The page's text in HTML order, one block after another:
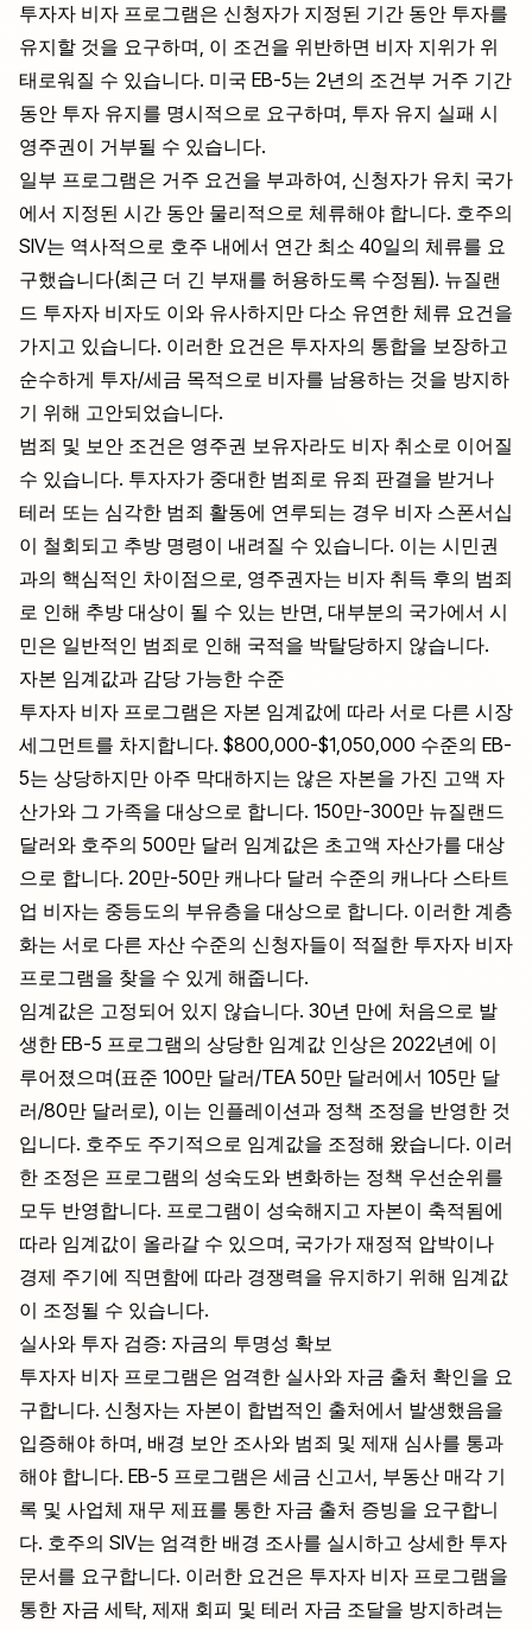
투자자 비자 프로그램은 신청자가 지정된 기간 동안 투자를
유지할 것을 요구하며, 이 조건을 위반하면 비자 지위가 위
태로워질 수 있습니다. 미국 EB-5는 2년의 조건부 거주 기간
동안 투자 유지를 명시적으로 요구하며, 투자 유지 실패 시
영주권이 거부될 수 있습니다.
일부 프로그램은 거주 요건을 부과하여, 신청자가 유치 국가
에서 지정된 시간 동안 물리적으로 체류해야 합니다. 호주의
SIV는 역사적으로 호주 내에서 연간 최소 40일의 체류를 요
구했습니다(최근 더 긴 부재를 허용하도록 수정됨). 뉴질랜
드 투자자 비자도 이와 유사하지만 다소 유연한 체류 요건을
가지고 있습니다. 이러한 요건은 투자자의 통합을 보장하고
순수하게 투자/세금 목적으로 비자를 남용하는 것을 방지하
기 위해 고안되었습니다.
범죄 및 보안 조건은 영주권 보유자라도 비자 취소로 이어질
수 있습니다. 투자자가 중대한 범죄로 유죄 판결을 받거나
테러 또는 심각한 범죄 활동에 연루되는 경우 비자 스폰서십
이 철회되고 추방 명령이 내려질 수 있습니다. 이는 시민권
과의 핵심적인 차이점으로, 영주권자는 비자 취득 후의 범죄
로 인해 추방 대상이 될 수 있는 반면, 대부분의 국가에서 시
민은 일반적인 범죄로 인해 국적을 박탈당하지 않습니다.
자본 임계값과 감당 가능한 수준
투자자 비자 프로그램은 자본 임계값에 따라 서로 다른 시장
세그먼트를 차지합니다. $800,000-$1,050,000 수준의 EB-
5는 상당하지만 아주 막대하지는 않은 자본을 가진 고액 자
산가와 그 가족을 대상으로 합니다. 150만-300만 뉴질랜드
달러와 호주의 500만 달러 임계값은 초고액 자산가를 대상
으로 합니다. 20만-50만 캐나다 달러 수준의 캐나다 스타트
업 비자는 중등도의 부유층을 대상으로 합니다. 이러한 계층
화는 서로 다른 자산 수준의 신청자들이 적절한 투자자 비자
프로그램을 찾을 수 있게 해줍니다.
임계값은 고정되어 있지 않습니다. 30년 만에 처음으로 발
생한 EB-5 프로그램의 상당한 임계값 인상은 2022년에 이
루어졌으며(표준 100만 달러/TEA 50만 달러에서 105만 달
러/80만 달러로), 이는 인플레이션과 정책 조정을 반영한 것
입니다. 호주도 주기적으로 임계값을 조정해 왔습니다. 이러
한 조정은 프로그램의 성숙도와 변화하는 정책 우선순위를
모두 반영합니다. 프로그램이 성숙해지고 자본이 축적됨에
따라 임계값이 올라갈 수 있으며, 국가가 재정적 압박이나
경제 주기에 직면함에 따라 경쟁력을 유지하기 위해 임계값
이 조정될 수 있습니다.
실사와 투자 검증: 자금의 투명성 확보
투자자 비자 프로그램은 엄격한 실사와 자금 출처 확인을 요
구합니다. 신청자는 자본이 합법적인 출처에서 발생했음을
입증해야 하며, 배경 보안 조사와 범죄 및 제재 심사를 통과
해야 합니다. EB-5 프로그램은 세금 신고서, 부동산 매각 기
록 및 사업체 재무 제표를 통한 자금 출처 증빙을 요구합니
다. 호주의 SIV는 엄격한 배경 조사를 실시하고 상세한 투자
문서를 요구합니다. 이러한 요건은 투자자 비자 프로그램을
통한 자금 세탁, 제재 회피 및 테러 자금 조달을 방지하려는